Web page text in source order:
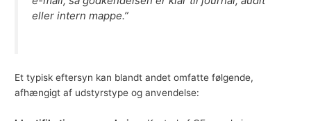
eller intern mappe.”
Et typisk eftersyn kan blandt andet omfatte følgende,
afhængigt af udstyrstype og anvendelse: